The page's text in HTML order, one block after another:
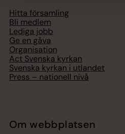
Hitta församling
Bli medlem
Lediga jobb
Ge en gåva
Organisation
Act Svenska kyrkan
Svenska kyrkan i utlandet
Press – nationell nivå
Om webbplatsen